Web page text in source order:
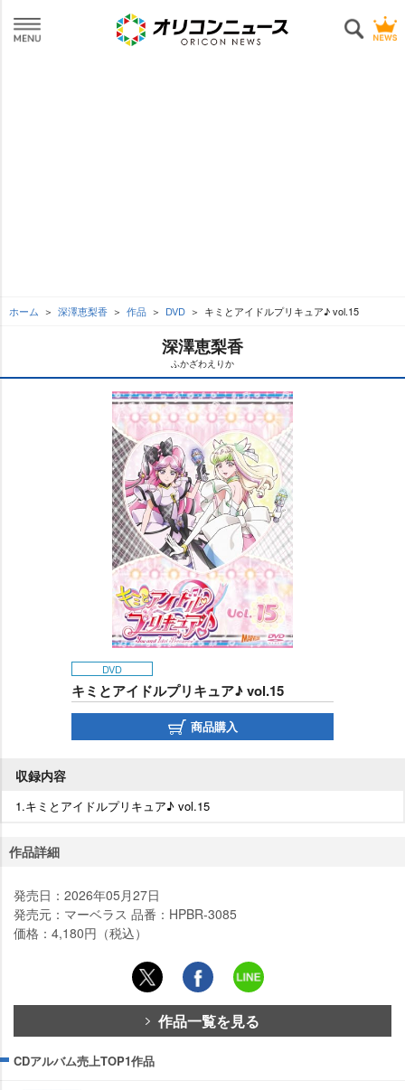
ホーム 深澤恵梨香 作品 DVD キミとアイドルプリキュア♪ vol.15
深澤恵梨香
ふかざわえりか
DVD
キミとアイドルプリキュア♪ vol.15
商品購入
収録内容
1.キミとアイドルプリキュア♪ vol.15
作品詳細
発売日：2026年05月27日
発売元：マーベラス 品番：HPBR-3085
価格：4,180円（税込）
作品一覧を見る
CDアルバム売上TOP1作品